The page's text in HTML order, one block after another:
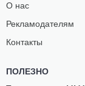
О нас
Рекламодателям
Контакты
ПОЛЕЗНО